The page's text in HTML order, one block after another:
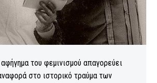
του φεμινισμού απαγορεύει
στο ιστορικό τραύμα των